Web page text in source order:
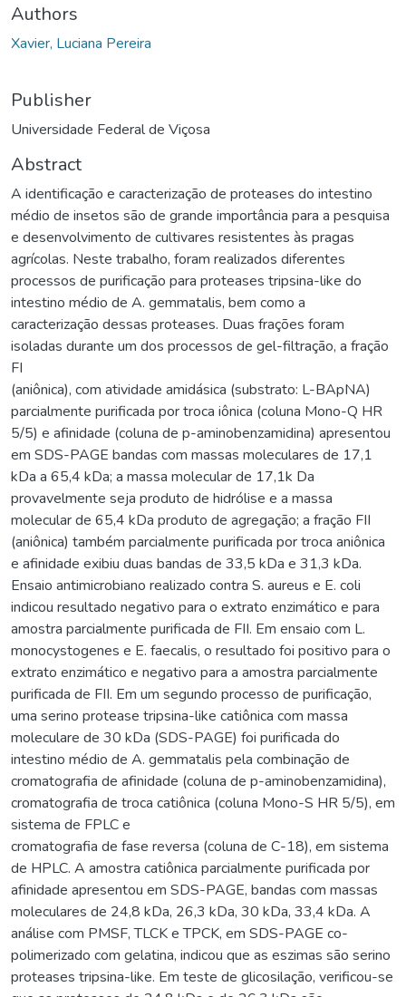
Authors
Xavier, Luciana Pereira
Publisher
Universidade Federal de Viçosa
Abstract
A identificação e caracterização de proteases do intestino
médio de insetos são de grande importância para a pesquisa
e desenvolvimento de cultivares resistentes às pragas
agrícolas. Neste trabalho, foram realizados diferentes
processos de purificação para proteases tripsina-like do
intestino médio de A. gemmatalis, bem como a
caracterização dessas proteases. Duas frações foram
isoladas durante um dos processos de gel-filtração, a fração
FI
(aniônica), com atividade amidásica (substrato: L-BApNA)
parcialmente purificada por troca iônica (coluna Mono-Q HR
5/5) e afinidade (coluna de p-aminobenzamidina) apresentou
em SDS-PAGE bandas com massas moleculares de 17,1
kDa a 65,4 kDa; a massa molecular de 17,1k Da
provavelmente seja produto de hidrólise e a massa
molecular de 65,4 kDa produto de agregação; a fração FII
(aniônica) também parcialmente purificada por troca aniônica
e afinidade exibiu duas bandas de 33,5 kDa e 31,3 kDa.
Ensaio antimicrobiano realizado contra S. aureus e E. coli
indicou resultado negativo para o extrato enzimático e para
amostra parcialmente purificada de FII. Em ensaio com L.
monocystogenes e E. faecalis, o resultado foi positivo para o
extrato enzimático e negativo para a amostra parcialmente
purificada de FII. Em um segundo processo de purificação,
uma serino protease tripsina-like catiônica com massa
moleculare de 30 kDa (SDS-PAGE) foi purificada do
intestino médio de A. gemmatalis pela combinação de
cromatografia de afinidade (coluna de p-aminobenzamidina),
cromatografia de troca catiônica (coluna Mono-S HR 5/5), em
sistema de FPLC e
cromatografia de fase reversa (coluna de C-18), em sistema
de HPLC. A amostra catiônica parcialmente purificada por
afinidade apresentou em SDS-PAGE, bandas com massas
moleculares de 24,8 kDa, 26,3 kDa, 30 kDa, 33,4 kDa. A
análise com PMSF, TLCK e TPCK, em SDS-PAGE co-
polimerizado com gelatina, indicou que as eszimas são serino
proteases tripsina-like. Em teste de glicosilação, verificou-se